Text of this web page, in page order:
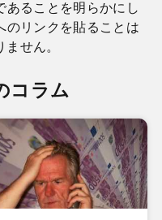
あることを明らかにし
のリンクを貼ることは
せん。
コラム